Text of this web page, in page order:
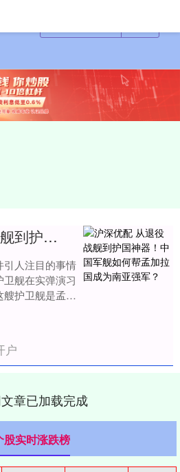
沪深优配 从退役战舰到护国神器！中国军舰如何帮孟加拉国成为南亚强军？
引人注目的事情
舰在实弹演习
护卫舰是孟加
在演习中精准
户
章已加载完成
股实时涨跌榜